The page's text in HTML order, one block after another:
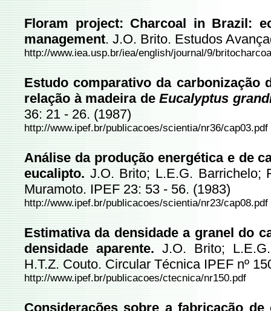
Floram project: Charcoal in Brazil:
management. J.O. Brito. Estudos
http://www.iea.usp.br/iea/english/journal/9/
Estudo comparativo da carbonização
relação à madeira deEucalyptus
36: 21 - 26. (1987)
http://www.ipef.br/publicacoes/scientia/nr36/cap03.pdf
Análise da produção energética e de
eucalipto. J.O. Brito; L.E.G. Barrichelo;
Muramoto. IPEF 23: 53 - 56. (1983)
http://www.ipef.br/publicacoes/scientia/nr23/cap08.pdf
Estimativa da densidade a granel do
densidade aparente. J.O. Brito;
H.T.Z. Couto. Circular Técnica IPEF nº
http://www.ipef.br/publicacoes/ctecnica/nr150.pdf
Considerações sobre a fabricação